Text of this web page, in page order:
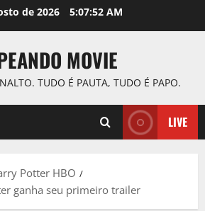
de 2026 5:07:53 AM
MOVIE
TUDO É PAUTA, TUDO É PAPO.
LIVE
Potter HBO
ganha seu primeiro trailer